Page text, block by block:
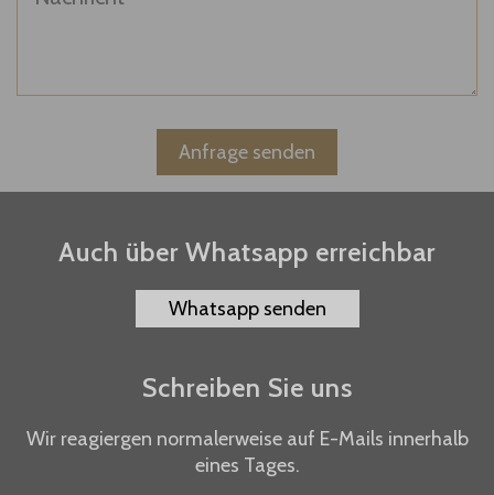
Auch über Whatsapp erreichbar
Whatsapp senden
Schreiben Sie uns
Wir reagiergen normalerweise auf E-Mails innerhalb
eines Tages.